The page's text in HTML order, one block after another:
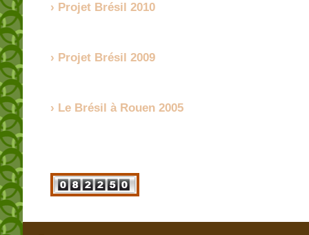
Projet Brésil 2010
Projet Brésil 2009
Le Brésil à Rouen 2005